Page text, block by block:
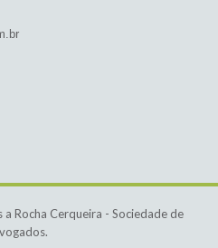
Rocha Cerqueira - Sociedade de